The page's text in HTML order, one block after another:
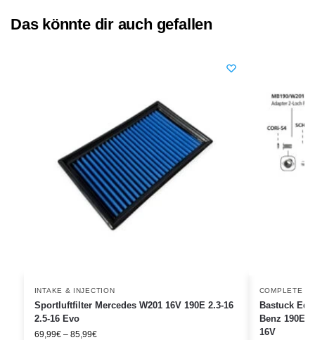
Das könnte dir auch gefallen
INTAKE & INJECTION
Sportluftfilter Mercedes W201 16V 190E 2.3-16
2.5-16 Evo
69,99€ – 85,99€
COMPLETE
Bastuck
Benz 190E
16V